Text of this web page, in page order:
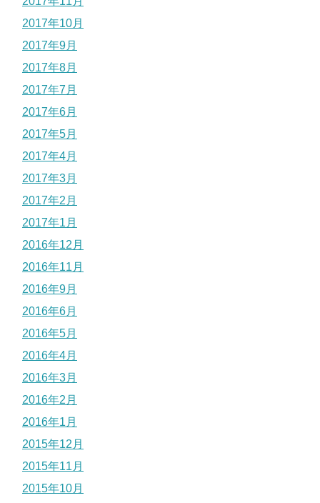
2017年10月
2017年9月
2017年8月
2017年7月
2017年6月
2017年5月
2017年4月
2017年3月
2017年2月
2017年1月
2016年12月
2016年11月
2016年9月
2016年6月
2016年5月
2016年4月
2016年3月
2016年2月
2016年1月
2015年12月
2015年11月
2015年10月